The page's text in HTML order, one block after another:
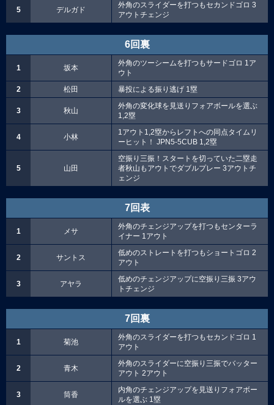
5 デルガド
外角のスライダーを打つもセカンドゴロ 3
アウトチェンジ
6回裏
1 坂本
外角のツーシームを打つもサードゴロ 1ア
ウト
2
松田 暴投による振り逃げ 1塁
3 秋山
外角の変化球を見送りフォアボールを選ぶ
1,2塁
4 小林
1アウト1,2塁からレフトへの同点タイムリ
ーヒット！ JPN5-5CUB 1,2塁
5 山田
空振り三振！スタートを切っていた二塁走
者秋山もアウトでダブルプレー 3アウトチ
ェンジ
7回表
1 メサ
外角のチェンジアップを打つもセンターラ
イナー 1アウト
2 サントス
低めのストレートを打つもショートゴロ 2
アウト
3 アヤラ
低めのチェンジアップに空振り三振 3アウ
トチェンジ
7回裏
1 菊池
外角のスライダーを打つもセカンドゴロ 1
アウト
2 青木
外角のスライダーに空振り三振でバッター
アウト 2アウト
3 筒香
内角のチェンジアップを見送りフォアボー
ルを選ぶ 1塁